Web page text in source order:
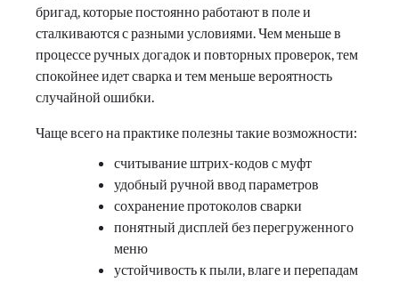
бригад, которые постоянно работают в поле и
сталкиваются с разными условиями. Чем меньше в
процессе ручных догадок и повторных проверок, тем
спокойнее идет сварка и тем меньше вероятность
случайной ошибки.
Чаще всего на практике полезны такие возможности:
считывание штрих-кодов с муфт
удобный ручной ввод параметров
сохранение протоколов сварки
понятный дисплей без перегруженного
меню
устойчивость к пыли, влаге и перепадам